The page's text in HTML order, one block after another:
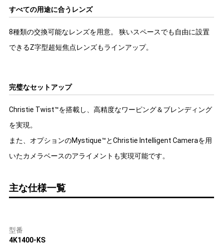
すべての用途に合うレンズ
8種類の交換可能なレンズを用意。 狭いスペースでも自由に設置
できるZ字型超短焦点レンズもラインアップ。
完璧なセットアップ
Christie Twist™を搭載し、高精度なワーピング＆ブレンディング
を実現。
また、オプションのMystique™とChristie Intelligent Cameraを用
いたカメラベースのアライメントも実現可能です。
主な仕様一覧
型番
4K1400-KS